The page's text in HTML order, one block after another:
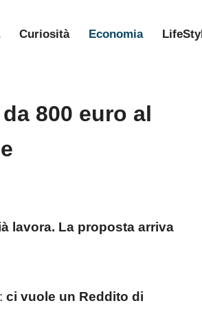
Curiosità Economia
800 euro al
lavora. La proposta arriva
ci vuole un Reddito di